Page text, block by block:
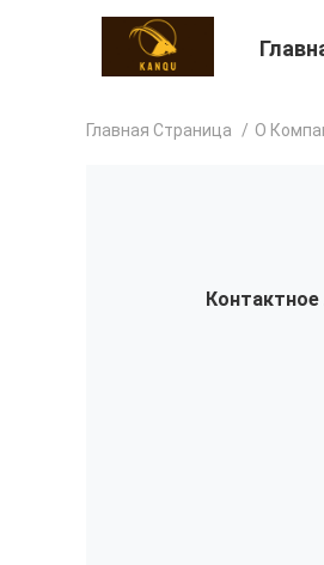
Главная Страница / О
Контактное